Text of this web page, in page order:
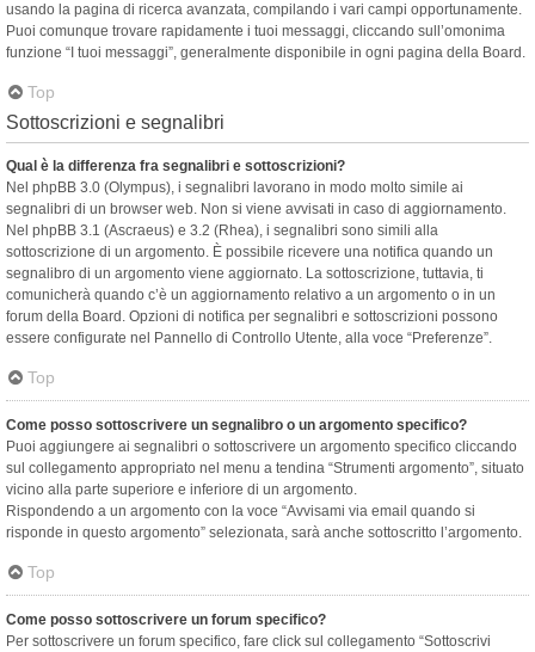
usando la pagina di ricerca avanzata, compilando i vari campi opportunamente.
Puoi comunque trovare rapidamente i tuoi messaggi, cliccando sull’omonima
funzione “I tuoi messaggi”, generalmente disponibile in ogni pagina della Board.
Top
Sottoscrizioni e segnalibri
Qual è la differenza fra segnalibri e sottoscrizioni?
Nel phpBB 3.0 (Olympus), i segnalibri lavorano in modo molto simile ai
segnalibri di un browser web. Non si viene avvisati in caso di aggiornamento.
Nel phpBB 3.1 (Ascraeus) e 3.2 (Rhea), i segnalibri sono simili alla
sottoscrizione di un argomento. È possibile ricevere una notifica quando un
segnalibro di un argomento viene aggiornato. La sottoscrizione, tuttavia, ti
comunicherà quando c’è un aggiornamento relativo a un argomento o in un
forum della Board. Opzioni di notifica per segnalibri e sottoscrizioni possono
essere configurate nel Pannello di Controllo Utente, alla voce “Preferenze”.
Top
Come posso sottoscrivere un segnalibro o un argomento specifico?
Puoi aggiungere ai segnalibri o sottoscrivere un argomento specifico cliccando
sul collegamento appropriato nel menu a tendina “Strumenti argomento”, situato
vicino alla parte superiore e inferiore di un argomento.
Rispondendo a un argomento con la voce “Avvisami via email quando si
risponde in questo argomento” selezionata, sarà anche sottoscritto l’argomento.
Top
Come posso sottoscrivere un forum specifico?
Per sottoscrivere un forum specifico, fare click sul collegamento “Sottoscrivi